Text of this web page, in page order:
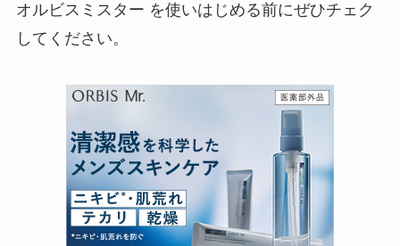
オルビスミスター を使いはじめる前にぜひチェク
してください。